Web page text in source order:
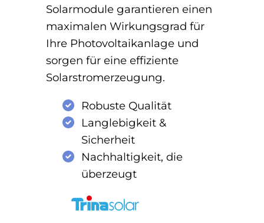
Solarmodule garantieren einen
maximalen Wirkungsgrad für
Ihre Photovoltaikanlage und
sorgen für eine effiziente
Solarstromerzeugung.
Robuste Qualität
Langlebigkeit &
Sicherheit
Nachhaltigkeit, die
überzeugt